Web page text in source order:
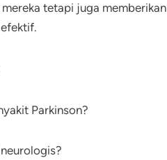
tetapi juga memberikan
Parkinson?